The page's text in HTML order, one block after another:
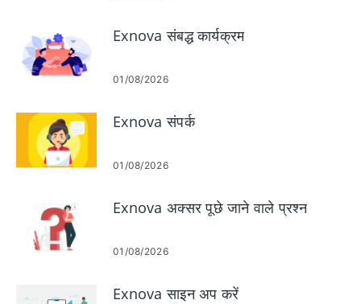
Exnova संबद्ध कार्यक्रम
01/08/2026
Exnova संपर्क
01/08/2026
Exnova अक्सर पूछे जाने वाले प्रश्न
01/08/2026
Exnova साइन अप करें